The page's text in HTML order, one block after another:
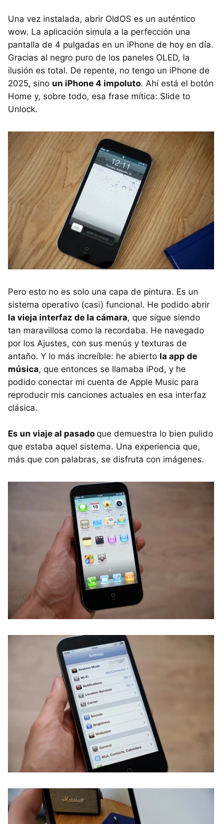
Una vez instalada, abrir OldOS es un auténtico
wow. La aplicación simula a la perfección una
pantalla de 4 pulgadas en un iPhone de hoy en día.
Gracias al negro puro de los paneles OLED, la
ilusión es total. De repente, no tengo un iPhone de
2025, sino un iPhone 4 impoluto. Ahí está el botón
Home y, sobre todo, esa frase mítica: Slide to
Unlock.
Pero esto no es solo una capa de pintura. Es un
sistema operativo (casi) funcional. He podido abrir
la vieja interfaz de la cámara, que sigue siendo
tan maravillosa como la recordaba. He navegado
por los Ajustes, con sus menús y texturas de
antaño. Y lo más increíble: he abierto la app de
música, que entonces se llamaba iPod, y he
podido conectar mi cuenta de Apple Music para
reproducir mis canciones actuales en esa interfaz
clásica.
Es un viaje al pasado que demuestra lo bien pulido
que estaba aquel sistema. Una experiencia que,
más que con palabras, se disfruta con imágenes.